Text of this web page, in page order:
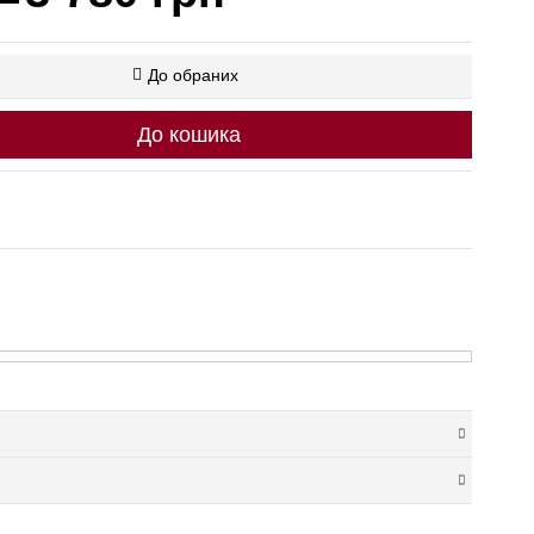
До обраних
До кошика